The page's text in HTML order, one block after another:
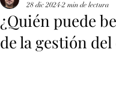
¿Quién puede
de la gestión del
28 dic 2024 2 min de lectura